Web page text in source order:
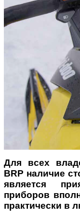
Для всех
BRP наличие
является
приборов
практически в